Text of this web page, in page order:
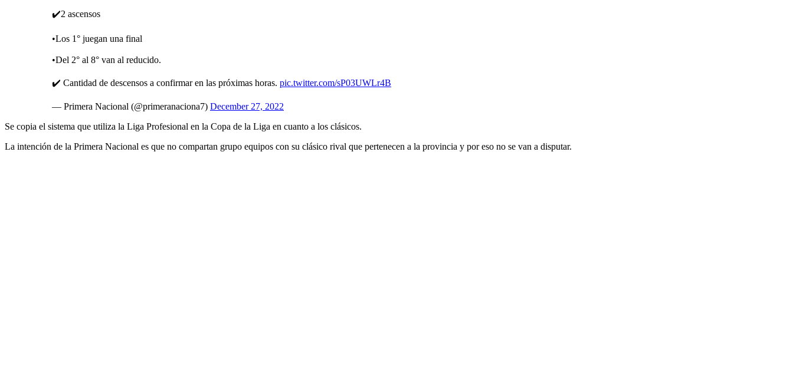
✔️2 ascensos
•Los 1° juegan una final
•Del 2° al 8° van al reducido.
✔️ Cantidad de descensos a confirmar en las próximas horas. pic.twitter.com/sP03UWLr4B
— Primera Nacional (@primeranaciona7) December 27, 2022
Se copia el sistema que utiliza la Liga Profesional en la Copa de la Liga en cuanto a los clásicos.
La intención de la Primera Nacional es que no compartan grupo equipos con su clásico rival que pertenecen a la provincia y por eso no se van a disputar.